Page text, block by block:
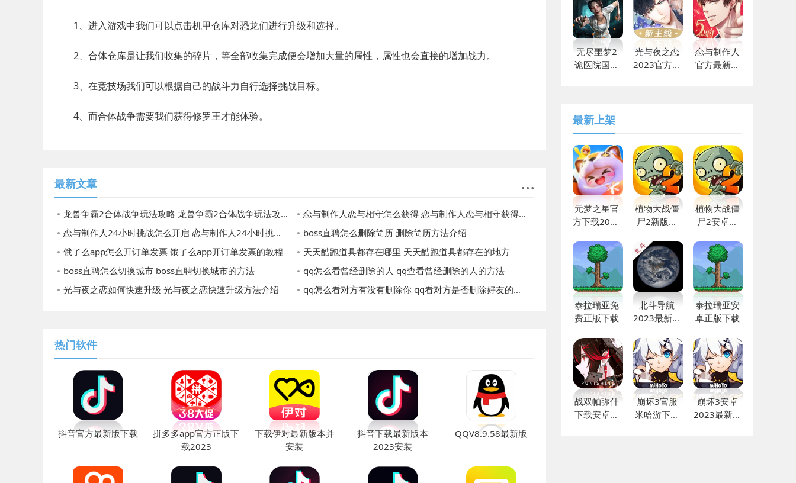
1、进入游戏中我们可以点击机甲仓库对恐龙们进行升级和选择。
2、合体仓库是让我们收集的碎片，等全部收集完成便会增加大量的属性，属性也会直接的增加战力。
3、在竞技场我们可以根据自己的战斗力自行选择挑战目标。
4、而合体战争需要我们获得修罗王才能体验。
最新文章
龙兽争霸2合体战争玩法攻略 龙兽争霸2合体战争玩法攻略一览
恋与制作人恋与相守怎么获得 恋与制作人恋与相守获得的方法
恋与制作人24小时挑战怎么开启 恋与制作人24小时挑战开启的方法
boss直聘怎么删除简历 删除简历方法介绍
饿了么app怎么开订单发票 饿了么app开订单发票的教程
天天酷跑道具都存在哪里 天天酷跑道具都存在的地方
boss直聘怎么切换城市 boss直聘切换城市的方法
qq怎么看曾经删除的人 qq查看曾经删除的人的方法
光与夜之恋如何快速升级 光与夜之恋快速升级方法介绍
qq怎么看对方有没有删除你 qq看对方是否删除好友的方法
热门软件
抖音官方最新版下载
拼多多app官方正版下
载2023
下载伊对最新版本并
安装
抖音下载最新版本
2023安装
QQV8.9.58最新版
无尽噩梦2
诡医院国际
光与夜之恋
2023官方最
恋与制作人
官方最新版
最新上架
元梦之星官
方下载2024
植物大战僵
尸2新版本
植物大战僵
尸2安卓下
泰拉瑞亚免
费正版下载
北斗导航
2023最新版
泰拉瑞亚安
卓正版下载
战双帕弥什
下载安卓最
崩坏3官服
米哈游下载
崩坏3安卓
2023最新版